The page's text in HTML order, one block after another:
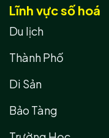
Lĩnh vực số hoá
Du lịch
Thành Phố
Di Sản
Bảo Tàng